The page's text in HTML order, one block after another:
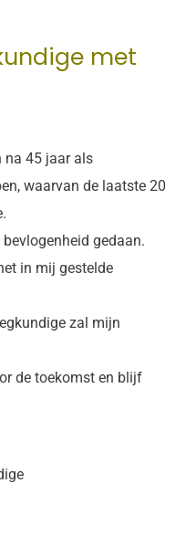
met
na 45 jaar als
waarvan de laatste 20
gedaan.
in mij gestelde
zal mijn
de toekomst en blijf